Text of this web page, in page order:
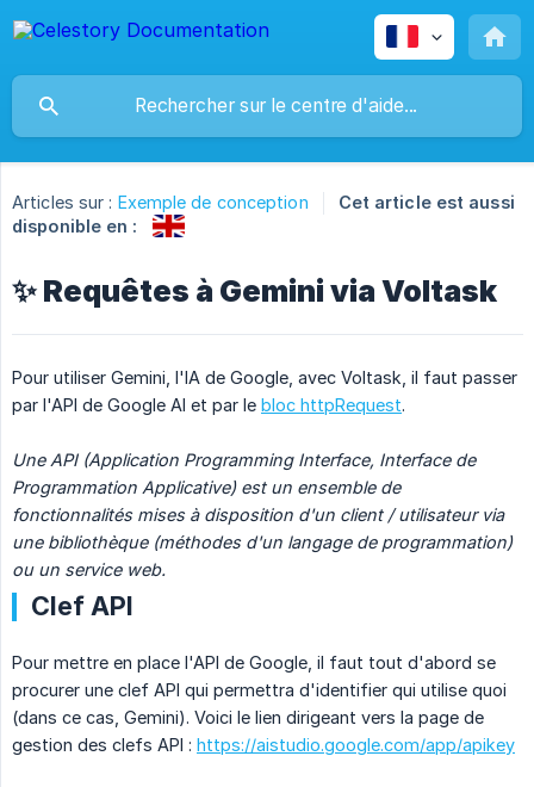
Articles sur : Exemple de conception
Cet article est aussi
disponible en :
✨ Requêtes à Gemini via Voltask
Pour utiliser Gemini, l'IA de Google, avec Voltask, il faut passer
par l'API de Google AI et par le bloc httpRequest.
Une API (Application Programming Interface, Interface de
Programmation Applicative) est un ensemble de
fonctionnalités mises à disposition d'un client / utilisateur via
une bibliothèque (méthodes d'un langage de programmation)
ou un service web.
Clef API
Pour mettre en place l'API de Google, il faut tout d'abord se
procurer une clef API qui permettra d'identifier qui utilise quoi
(dans ce cas, Gemini). Voici le lien dirigeant vers la page de
gestion des clefs API : https://aistudio.google.com/app/apikey